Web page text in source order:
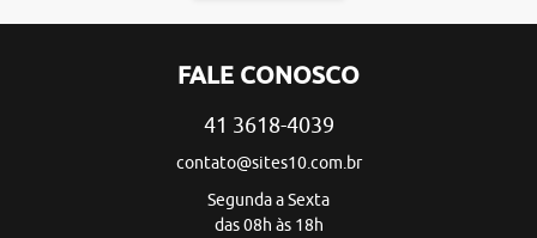
FALE CONOSCO
41 3618-4039
contato@sites10.com.br
Segunda a Sexta
das 08h às 18h